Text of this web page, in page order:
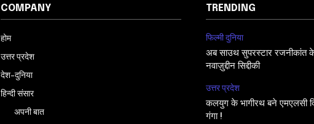
COMPANY
होम
उत्तर प्रदेश
देश-दुनिया
हिन्दी संसार
अपनी बात
TRENDING
फिल्मी दुनिया
अब साउथ सुपरस्टार रजनीकांत
नवाज़ुद्दीन सिद्दीकी
उत्तर प्रदेश
कलयुग के भागीरथ बने एमएलसी
गंगा !